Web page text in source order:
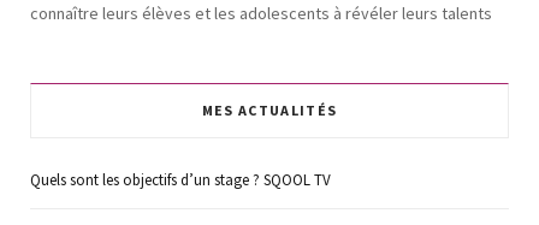
connaître leurs élèves et les adolescents à révéler leurs talents
MES ACTUALITÉS
Quels sont les objectifs d’un stage ? SQOOL TV